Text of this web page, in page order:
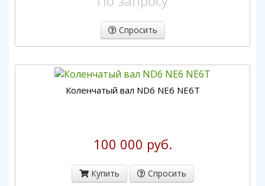
Спросить
Коленчатый вал ND6 NE6 NE6T
100 000 руб.
Купить Спросить